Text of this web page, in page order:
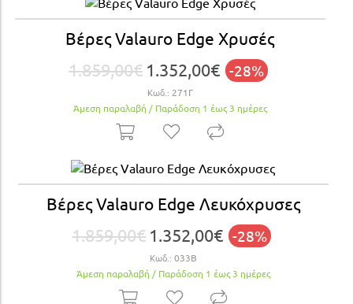
Βέρες Valauro Edge Xρυσές
1.859,00€ 1.352,00€ -28%
Κωδ.: 271Γ
Άμεση παραλαβή / Παράδoση 1 έως 3 ημέρες
Βέρες Valauro Edge Λευκόχρυσες
1.859,00€ 1.352,00€ -28%
Κωδ.: 033Β
Άμεση παραλαβή / Παράδoση 1 έως 3 ημέρες